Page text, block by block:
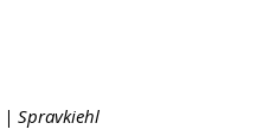
| Spravkiehl